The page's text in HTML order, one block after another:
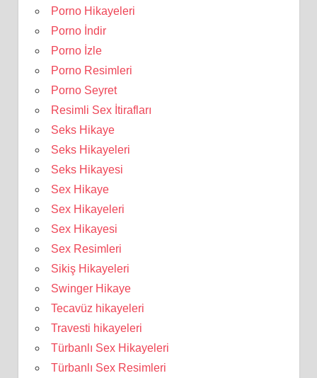
Porno Hikayeleri
Porno İndir
Porno İzle
Porno Resimleri
Porno Seyret
Resimli Sex İtirafları
Seks Hikaye
Seks Hikayeleri
Seks Hikayesi
Sex Hikaye
Sex Hikayeleri
Sex Hikayesi
Sex Resimleri
Sikiş Hikayeleri
Swinger Hikaye
Tecavüz hikayeleri
Travesti hikayeleri
Türbanlı Sex Hikayeleri
Türbanlı Sex Resimleri